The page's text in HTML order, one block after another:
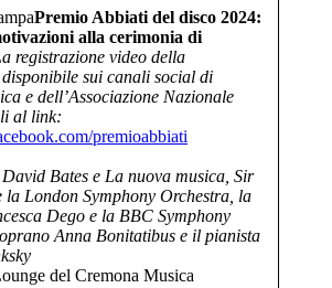
Premio Abbiati del disco 2024:
alla cerimonia di
registrazione video della
sui canali social di
e dell’Associazione Nazionale
al link:
premioabbiati
Bates e La nuova musica, Sir
la London Symphony Orchestra, la
Dego e la BBC Symphony
Anna Bonitatibus e il pianista
del Cremona Musica